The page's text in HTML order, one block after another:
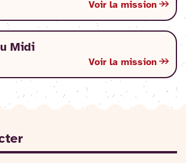
Voir la mission
Midi
Voir la mission